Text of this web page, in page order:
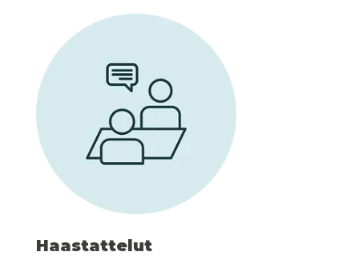
Haastattelut